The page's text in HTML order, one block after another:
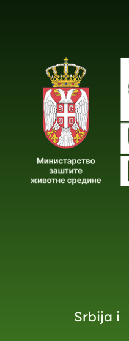
Srbija i